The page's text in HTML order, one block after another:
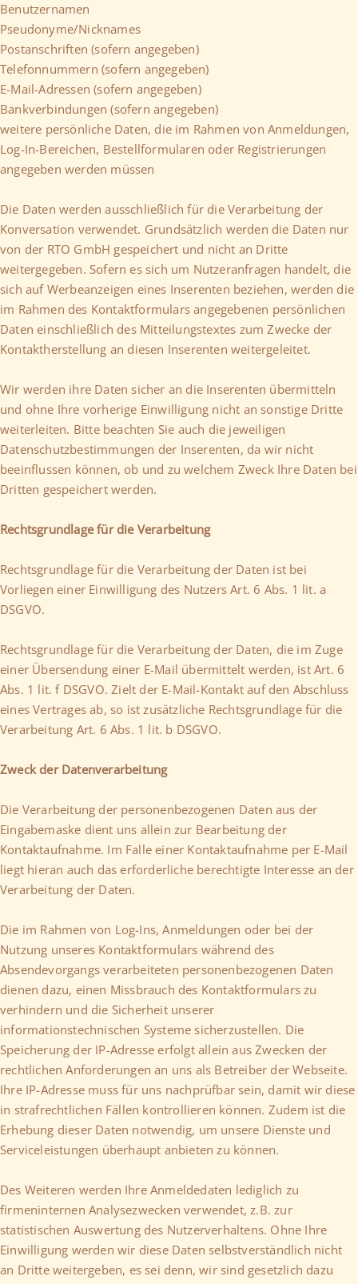
Benutzernamen
Pseudonyme/Nicknames
Postanschriften (sofern angegeben)
Telefonnummern (sofern angegeben)
E-Mail-Adressen (sofern angegeben)
Bankverbindungen (sofern angegeben)
weitere persönliche Daten, die im Rahmen von Anmeldungen,
Log-In-Bereichen, Bestellformularen oder Registrierungen
angegeben werden müssen
Die Daten werden ausschließlich für die Verarbeitung der
Konversation verwendet. Grundsätzlich werden die Daten nur
von der RTO GmbH gespeichert und nicht an Dritte
weitergegeben. Sofern es sich um Nutzeranfragen handelt, die
sich auf Werbeanzeigen eines Inserenten beziehen, werden die
im Rahmen des Kontaktformulars angegebenen persönlichen
Daten einschließlich des Mitteilungstextes zum Zwecke der
Kontaktherstellung an diesen Inserenten weitergeleitet.
Wir werden ihre Daten sicher an die Inserenten übermitteln
und ohne Ihre vorherige Einwilligung nicht an sonstige Dritte
weiterleiten. Bitte beachten Sie auch die jeweiligen
Datenschutzbestimmungen der Inserenten, da wir nicht
beeinflussen können, ob und zu welchem Zweck Ihre Daten bei
Dritten gespeichert werden.
Rechtsgrundlage für die Verarbeitung
Rechtsgrundlage für die Verarbeitung der Daten ist bei
Vorliegen einer Einwilligung des Nutzers Art. 6 Abs. 1 lit. a
DSGVO.
Rechtsgrundlage für die Verarbeitung der Daten, die im Zuge
einer Übersendung einer E-Mail übermittelt werden, ist Art. 6
Abs. 1 lit. f DSGVO. Zielt der E-Mail-Kontakt auf den Abschluss
eines Vertrages ab, so ist zusätzliche Rechtsgrundlage für die
Verarbeitung Art. 6 Abs. 1 lit. b DSGVO.
Zweck der Datenverarbeitung
Die Verarbeitung der personenbezogenen Daten aus der
Eingabemaske dient uns allein zur Bearbeitung der
Kontaktaufnahme. Im Falle einer Kontaktaufnahme per E-Mail
liegt hieran auch das erforderliche berechtigte Interesse an der
Verarbeitung der Daten.
Die im Rahmen von Log-Ins, Anmeldungen oder bei der
Nutzung unseres Kontaktformulars während des
Absendevorgangs verarbeiteten personenbezogenen Daten
dienen dazu, einen Missbrauch des Kontaktformulars zu
verhindern und die Sicherheit unserer
informationstechnischen Systeme sicherzustellen. Die
Speicherung der IP-Adresse erfolgt allein aus Zwecken der
rechtlichen Anforderungen an uns als Betreiber der Webseite.
Ihre IP-Adresse muss für uns nachprüfbar sein, damit wir diese
in strafrechtlichen Fällen kontrollieren können. Zudem ist die
Erhebung dieser Daten notwendig, um unsere Dienste und
Serviceleistungen überhaupt anbieten zu können.
Des Weiteren werden Ihre Anmeldedaten lediglich zu
firmeninternen Analysezwecken verwendet, z.B. zur
statistischen Auswertung des Nutzerverhaltens. Ohne Ihre
Einwilligung werden wir diese Daten selbstverständlich nicht
an Dritte weitergeben, es sei denn, wir sind gesetzlich dazu